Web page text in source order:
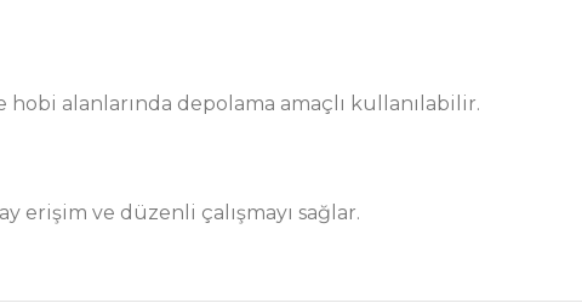
alanlarında depolama amaçlı kullanılabilir.
erişim ve düzenli çalışmayı sağlar.